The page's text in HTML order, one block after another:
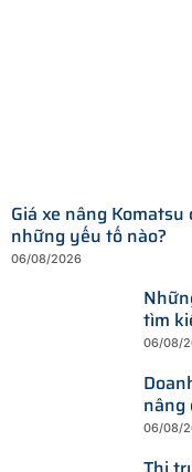
Giá xe nâng
những yếu tố nào?
06/08/2026
tìm
hiện
06/08/
nâng
phí?
06/08/